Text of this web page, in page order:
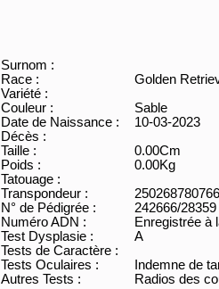
Surnom :
Race :
Golden
Variété :
Couleur :
Sable
Date de Naissance :
10-03-2023
Décès :
Taille :
0.00Cm
Poids :
0.00Kg
Tatouage :
Transpondeur :
N° de Pédigrée :
242666/28359
Numéro ADN :
Enregistrée à
Test Dysplasie :
A
Tests de Caractère :
Tests Oculaires :
Indemne de
Autres Tests :
Radios des